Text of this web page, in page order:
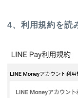
4、利用規約を読